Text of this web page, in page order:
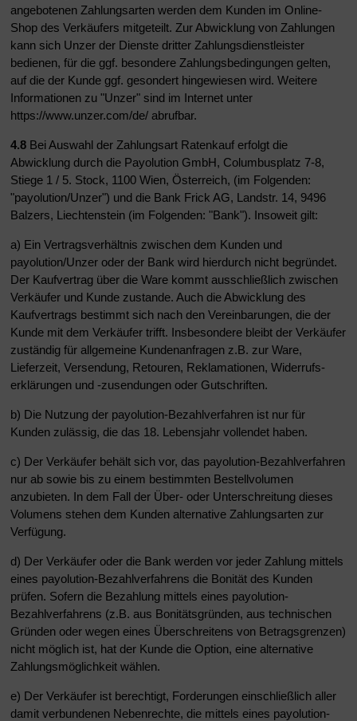
angebotenen Zahlungsarten werden dem Kunden im Online-
Shop des Verkäufers mitgeteilt. Zur Abwicklung von Zahlungen
kann sich Unzer der Dienste dritter Zahlungsdienstleister
bedienen, für die ggf. besondere Zahlungsbedingungen gelten,
auf die der Kunde ggf. gesondert hingewiesen wird. Weitere
Informationen zu "Unzer" sind im Internet unter
https://www.unzer.com/de/ abrufbar.
4.8 Bei Auswahl der Zahlungsart Ratenkauf erfolgt die
Abwicklung durch die Payolution GmbH, Columbusplatz 7-8,
Stiege 1 / 5. Stock, 1100 Wien, Österreich, (im Folgenden:
"payolution/Unzer") und die Bank Frick AG, Landstr. 14, 9496
Balzers, Liechtenstein (im Folgenden: "Bank"). Insoweit gilt:
a) Ein Vertragsverhältnis zwischen dem Kunden und
payolution/Unzer oder der Bank wird hierdurch nicht begründet.
Der Kaufvertrag über die Ware kommt ausschließlich zwischen
Verkäufer und Kunde zustande. Auch die Abwicklung des
Kaufvertrags bestimmt sich nach den Vereinbarungen, die der
Kunde mit dem Verkäufer trifft. Insbesondere bleibt der Verkäufer
zuständig für allgemeine Kundenanfragen z.B. zur Ware,
Lieferzeit, Versendung, Retouren, Reklamationen, Widerrufs-
erklärungen und -zusendungen oder Gutschriften.
b) Die Nutzung der payolution-Bezahlverfahren ist nur für
Kunden zulässig, die das 18. Lebensjahr vollendet haben.
c) Der Verkäufer behält sich vor, das payolution-Bezahlverfahren
nur ab sowie bis zu einem bestimmten Bestellvolumen
anzubieten. In dem Fall der Über- oder Unterschreitung dieses
Volumens stehen dem Kunden alternative Zahlungsarten zur
Verfügung.
d) Der Verkäufer oder die Bank werden vor jeder Zahlung mittels
eines payolution-Bezahlverfahrens die Bonität des Kunden
prüfen. Sofern die Bezahlung mittels eines payolution-
Bezahlverfahrens (z.B. aus Bonitätsgründen, aus technischen
Gründen oder wegen eines Überschreitens von Betragsgrenzen)
nicht möglich ist, hat der Kunde die Option, eine alternative
Zahlungsmöglichkeit wählen.
e) Der Verkäufer ist berechtigt, Forderungen einschließlich aller
damit verbundenen Nebenrechte, die mittels eines payolution-